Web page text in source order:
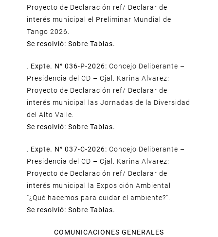
Proyecto de Declaración ref/ Declarar de
interés municipal el Preliminar Mundial de
Tango 2026.
Se resolvió: Sobre Tablas.
Expte. N° 036-P-2026: Concejo Deliberante –
Presidencia del CD – Cjal. Karina Alvarez:
Proyecto de Declaración ref/ Declarar de
interés municipal las Jornadas de la Diversidad
del Alto Valle.
Se resolvió: Sobre Tablas.
Expte. N° 037-C-2026: Concejo Deliberante –
Presidencia del CD – Cjal. Karina Alvarez:
Proyecto de Declaración ref/ Declarar de
interés municipal la Exposición Ambiental
“¿Qué hacemos para cuidar el ambiente?”.
Se resolvió: Sobre Tablas.
COMUNICACIONES GENERALES